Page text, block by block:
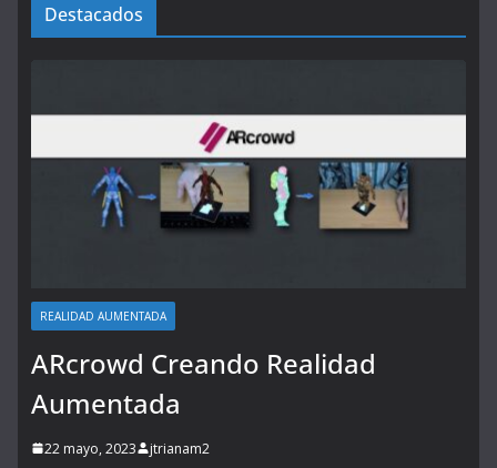
Destacados
REALIDAD AUMENTADA
ARcrowd Creando Realidad
Aumentada
22 mayo, 2023 jtrianam2